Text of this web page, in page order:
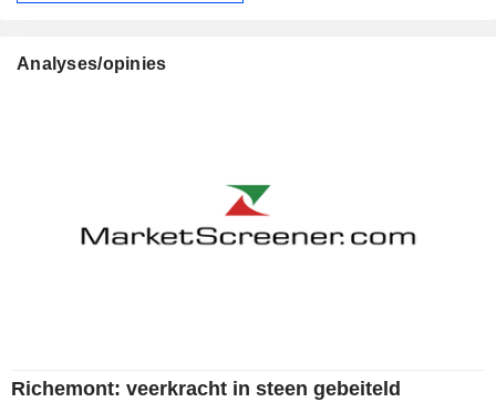
Analyses/opinies
Richemont: veerkracht in steen gebeiteld